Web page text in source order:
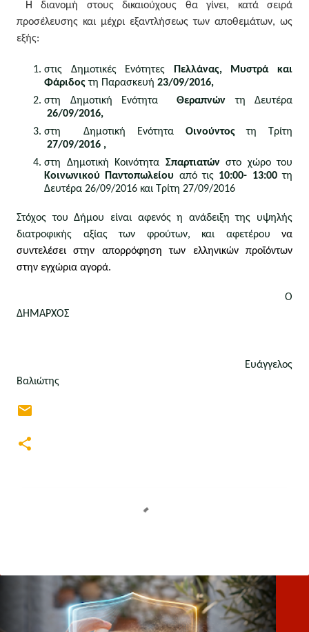
Η διανομή στους δικαιούχους θα γίνει, κατά σειρά
προσέλευσης και μέχρι εξαντλήσεως των αποθεμάτων, ως
εξής:
στις Δημοτικές Ενότητες Πελλάνας, Μυστρά και
Φάριδος τη Παρασκευή 23/09/2016,
στη Δημοτική Ενότητα Θεραπνών τη Δευτέρα
26/09/2016,
στη  Δημοτική Ενότητα Οινούντος τη Τρίτη
27/09/2016 ,
στη Δημοτική Κοινότητα Σπαρτιατών
Κοινωνικού Παντοπωλείου από τις 10:00- 13:00 τη
Δευτέρα 26/09/2016 και Τρίτη 27/09/2016
Στόχος του Δήμου είναι αφενός η ανάδειξη της υψηλής
διατροφικής αξίας των φρούτων, και αφετέρου να
συντελέσει στην απορρόφηση των ελληνικών προϊόντων
στην εγχώρια αγορά.
ΔΗΜΑΡΧΟΣ
Βαλιώτης
λ